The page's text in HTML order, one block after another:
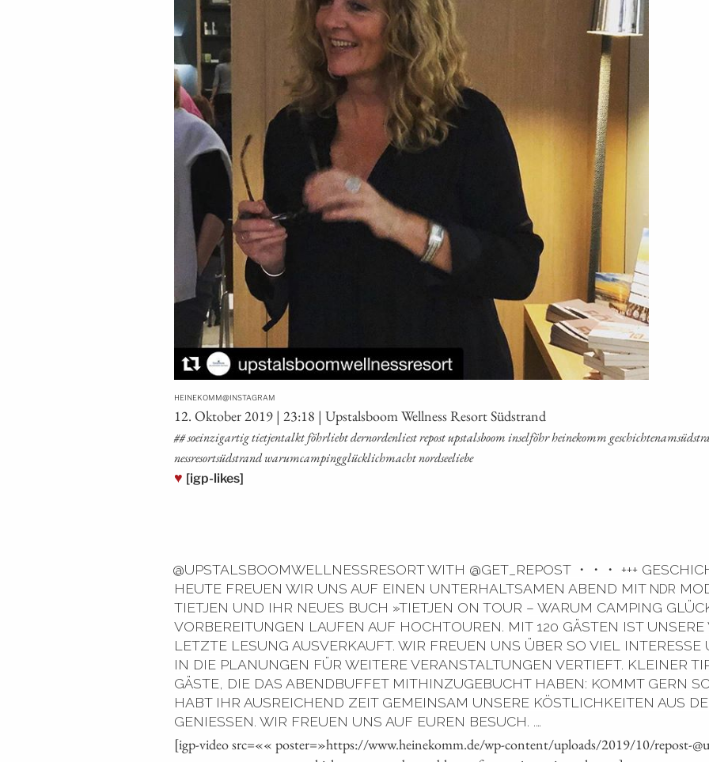
HEINEKOMM@ INSTAGRAM
12. Okto­ber 2019 | 23:18 | Ups­tals­boom Well­ness Resort Südstrand
## soein­zig­ar­tig tiet­jen­talkt föhr­liebt dern­or­den­liest repost ups­tals­boom insel­föhr hei­ne­komm
ness­re­sort­süd­strand war­um­cam­ping­glück­lich­macht nordseeliebe
♥ [igp-likes]
@UPSTALSBOOMWELLNESSRESORT WITH @GET_REPOST ・・・ +++
HEUTE FREUEN WIR UNS AUF EINEN UNTERHALTSAMEN ABEND MIT NDR
TIETJEN UND IHR NEUES BUCH »TIETJEN ON TOUR – WARUM CAMPING
VORBEREITUNGEN LAUFEN AUF HOCHTOUREN. MIT 120 GÄSTEN IST
LETZTE LESUNG AUSVERKAUFT. WIR FREUEN UNS ÜBER SO VIEL
IN DIE PLANUNGEN FÜR WEITERE VERANSTALTUNGEN VERTIEFT. KLEINER
GÄSTE, DIE DAS ABENDBUFFET MITHINZUGEBUCHT HABEN: KOMMT GERN
HABT IHR AUSREICHEND ZEIT GEMEINSAM UNSERE KÖSTLICHKEITEN AUS
GENIESSEN. WIR FREUEN UNS AUF EUREN BESUCH. .…
[igp-video src=«« poster=»https://www.heinekomm.de/wp-content/uploads/2019/10/repost-